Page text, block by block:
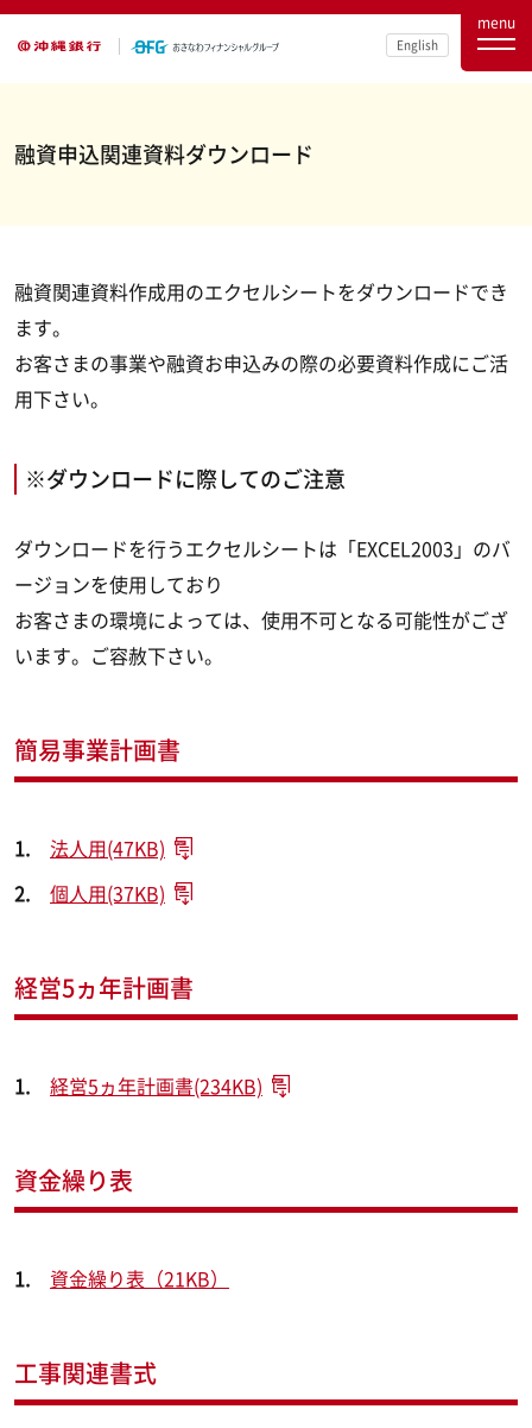
English
menu
融資申込関連資料ダウンロード
融資関連資料作成用のエクセルシートをダウンロードでき
ます。
お客さまの事業や融資お申込みの際の必要資料作成にご活
用下さい。
※ダウンロードに際してのご注意
ダウンロードを行うエクセルシートは「EXCEL2003」のバ
ージョンを使用しており
お客さまの環境によっては、使用不可となる可能性がござ
います。ご容赦下さい。
簡易事業計画書
法人用(47KB)
個人用(37KB)
経営5ヵ年計画書
経営5ヵ年計画書(234KB)
資金繰り表
資金繰り表（21KB）
工事関連書式